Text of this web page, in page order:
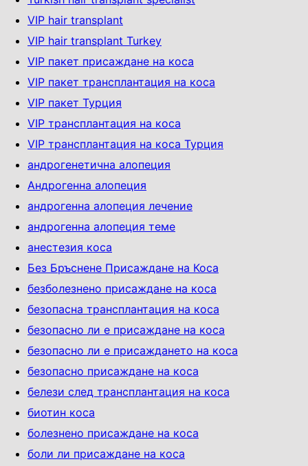
VIP hair transplant
VIP hair transplant Turkey
VIP пакет присаждане на коса
VIP пакет трансплантация на коса
VIP пакет Турция
VIP трансплантация на коса
VIP трансплантация на коса Турция
андрогенетична алопеция
Андрогенна алопеция
андрогенна алопеция лечение
андрогенна алопеция теме
анестезия коса
Без Бръснене Присаждане на Коса
безболезнено присаждане на коса
безопасна трансплантация на коса
безопасно ли е присаждане на коса
безопасно ли е присаждането на коса
безопасно присаждане на коса
белези след трансплантация на коса
биотин коса
болезнено присаждане на коса
боли ли присаждане на коса